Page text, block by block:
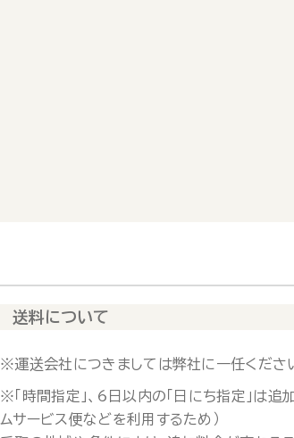
送料について
※運送会社につきましては弊社に一任くださ
※「時間指定」、6日以内の「日にち指定」は追
ムサービス便などを利用するため）